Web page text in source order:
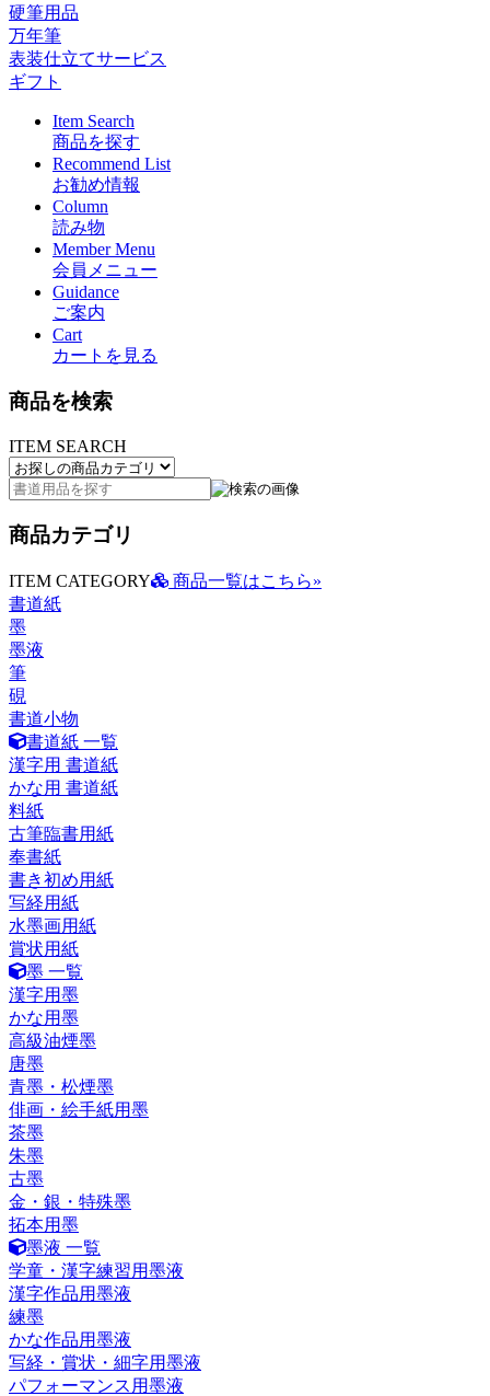
硬筆用品
万年筆
表装仕立てサービス
ギフト
Item Search
商品を探す
Recommend List
お勧め情報
Column
読み物
Member Menu
会員メニュー
Guidance
ご案内
Cart
カートを見る
商品を検索
ITEM SEARCH
商品カテゴリ
ITEM CATEGORY
商品一覧はこちら»
書道紙
墨
墨液
筆
硯
書道小物
書道紙 一覧
漢字用 書道紙
かな用 書道紙
料紙
古筆臨書用紙
奉書紙
書き初め用紙
写経用紙
水墨画用紙
賞状用紙
墨 一覧
漢字用墨
かな用墨
高級油煙墨
唐墨
青墨・松煙墨
俳画・絵手紙用墨
茶墨
朱墨
古墨
金・銀・特殊墨
拓本用墨
墨液 一覧
学童・漢字練習用墨液
漢字作品用墨液
練墨
かな作品用墨液
写経・賞状・細字用墨液
パフォーマンス用墨液